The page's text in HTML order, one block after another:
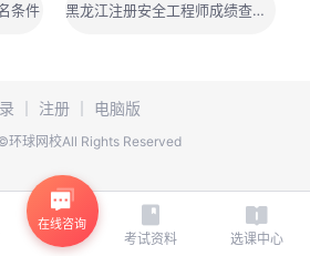
条件 黑龙江注册安全工程师成绩查询时间
注册 电脑版
环球网校All Rights Reserved
在线咨询
考试资料 选课中心